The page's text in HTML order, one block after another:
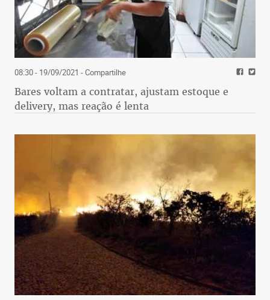
08:30 - 19/09/2021 - Compartilhe
Bares voltam a contratar, ajustam estoque e
delivery, mas reação é lenta